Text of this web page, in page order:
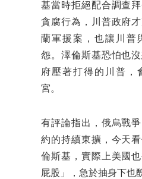
基當時拒絕配合調查
貪腐行為，川普政府
蘭軍援案，也讓川普
怨。澤倫斯基恐怕也
府壓著打得的川普，
宮。
有評論指出，俄烏戰
約的持續東擴，今天
倫斯基，實際上美國
屁股」，急於抽身下也